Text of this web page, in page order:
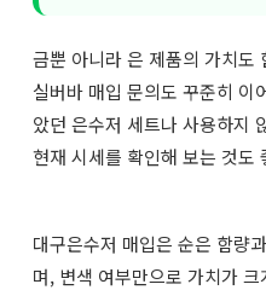
금뿐 아니라 은 제품의 가치도
실버바 매입 문의도 꾸준히 이
았던 은수저 세트나 사용하지
현재 시세를 확인해 보는 것도
대구은수저 매입은 순은 함량
며, 변색 여부만으로 가치가